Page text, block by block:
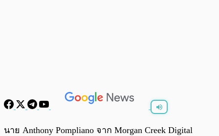
นาย Anthony Pompliano จาก Morgan Creek Digital